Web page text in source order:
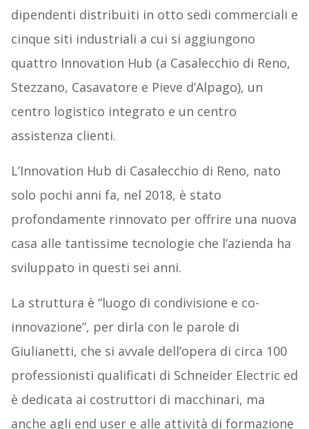
dipendenti distribuiti in otto sedi commerciali e
cinque siti industriali a cui si aggiungono
quattro Innovation Hub (a Casalecchio di Reno,
Stezzano, Casavatore e Pieve d’Alpago), un
centro logistico integrato e un centro
assistenza clienti.
L’Innovation Hub di Casalecchio di Reno, nato
solo pochi anni fa, nel 2018, è stato
profondamente rinnovato per offrire una nuova
casa alle tantissime tecnologie che l’azienda ha
sviluppato in questi sei anni.
La struttura è “luogo di condivisione e co-
innovazione”, per dirla con le parole di
Giulianetti, che si avvale dell’opera di circa 100
professionisti qualificati di Schneider Electric ed
è dedicata ai costruttori di macchinari, ma
anche agli end user e alle attività di formazione